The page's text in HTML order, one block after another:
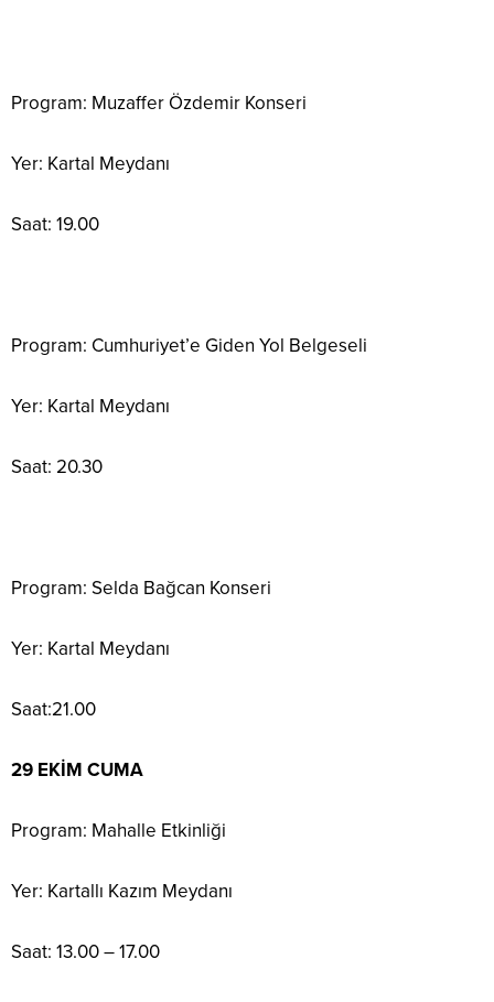
Program: Muzaffer Özdemir Konseri
Yer: Kartal Meydanı
Saat: 19.00
Program: Cumhuriyet’e Giden Yol Belgeseli
Yer: Kartal Meydanı
Saat: 20.30
Program: Selda Bağcan Konseri
Yer: Kartal Meydanı
Saat:21.00
29 EKİM CUMA
Program: Mahalle Etkinliği
Yer: Kartallı Kazım Meydanı
Saat: 13.00 – 17.00